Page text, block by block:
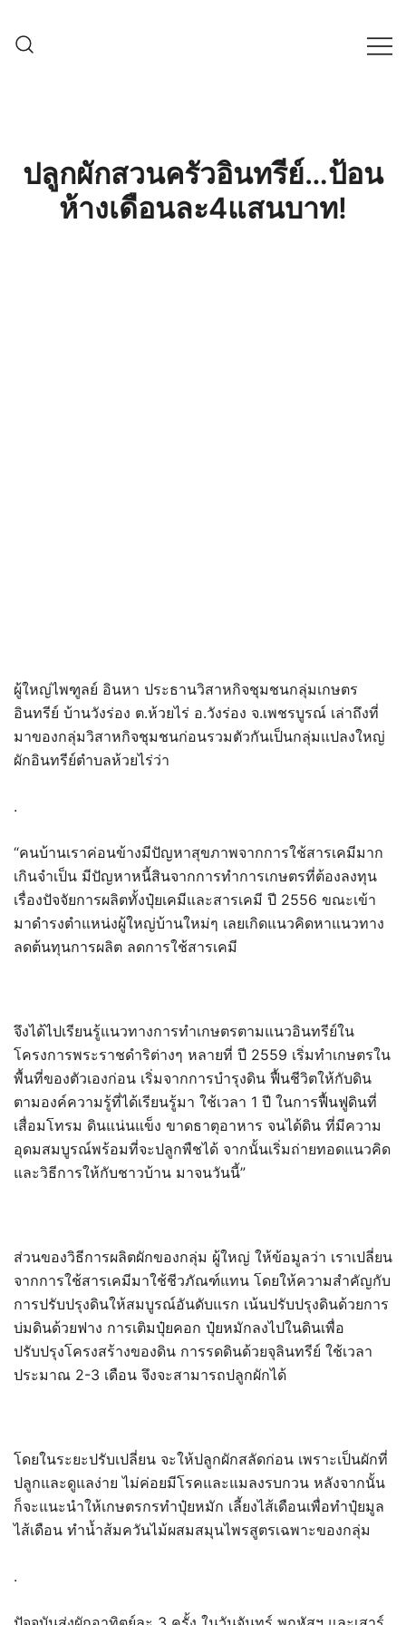
content
ปลูกผักสวนครัวอินทรีย์…ป้อน
ห้างเดือนละ4แสนบาท!
ผู้ใหญ่ไพฑูลย์ อินหา ประธานวิสาหกิจชุมชนกลุ่มเกษตร
อินทรีย์ บ้านวังร่อง ต.ห้วยไร่ อ.วังร่อง จ.เพชรบูรณ์ เล่าถึงที่
มาของกลุ่มวิสาหกิจชุมชนก่อนรวมตัวกันเป็นกลุ่มแปลงใหญ่
ผักอินทรีย์ตำบลห้วยไร่ว่า
.
“คนบ้านเราค่อนข้างมีปัญหาสุขภาพจากการใช้สารเคมีมาก
เกินจำเป็น มีปัญหาหนี้สินจากการทำการเกษตรที่ต้องลงทุน
เรื่องปัจจัยการผลิตทั้งปุ๋ยเคมีและสารเคมี ปี 2556 ขณะเข้า
มาดำรงตำแหน่งผู้ใหญ่บ้านใหม่ๆ เลยเกิดแนวคิดหาแนวทาง
ลดต้นทุนการผลิต ลดการใช้สารเคมี
จึงได้ไปเรียนรู้แนวทางการทำเกษตรตามแนวอินทรีย์ใน
โครงการพระราชดำริต่างๆ หลายที่ ปี 2559 เริ่มทำเกษตรใน
พื้นที่ของตัวเองก่อน เริ่มจากการบำรุงดิน ฟื้นชีวิตให้กับดิน
ตามองค์ความรู้ที่ได้เรียนรู้มา ใช้เวลา 1 ปี ในการฟื้นฟูดินที่
เสื่อมโทรม ดินแน่นแข็ง ขาดธาตุอาหาร จนได้ดิน ที่มีความ
อุดมสมบูรณ์พร้อมที่จะปลูกพืชได้ จากนั้นเริ่มถ่ายทอดแนวคิด
และวิธีการให้กับชาวบ้าน มาจนวันนี้”
ส่วนของวิธีการผลิตผักของกลุ่ม ผู้ใหญ่ ให้ข้อมูลว่า เราเปลี่ยน
จากการใช้สารเคมีมาใช้ชีวภัณฑ์แทน โดยให้ความสำคัญกับ
การปรับปรุงดินให้สมบูรณ์อันดับแรก เน้นปรับปรุงดินด้วยการ
บ่มดินด้วยฟาง การเติมปุ๋ยคอก ปุ๋ยหมักลงไปในดินเพื่อ
ปรับปรุงโครงสร้างของดิน การรดดินด้วยจุลินทรีย์ ใช้เวลา
ประมาณ 2-3 เดือน จึงจะสามารถปลูกผักได้
โดยในระยะปรับเปลี่ยน จะให้ปลูกผักสลัดก่อน เพราะเป็นผักที่
ปลูกและดูแลง่าย ไม่ค่อยมีโรคและแมลงรบกวน หลังจากนั้น
ก็จะแนะนำให้เกษตรกรทำปุ๋ยหมัก เลี้ยงไส้เดือนเพื่อทำปุ๋ยมูล
ไส้เดือน ทำน้ำส้มควันไม้ผสมสมุนไพรสูตรเฉพาะของกลุ่ม
.